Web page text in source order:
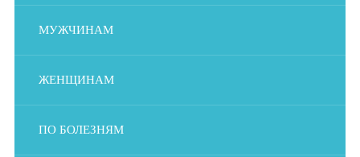
МУЖЧИНАМ
ЖЕНЩИНАМ
ПО БОЛЕЗНЯМ